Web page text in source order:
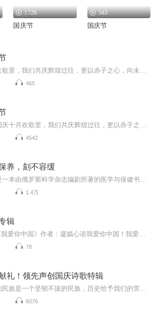
1726
国庆节
543
国庆节
465
4542
养，刻不容缓
1.4万
辑
78
礼！领先声创国庆诗歌特辑
6076